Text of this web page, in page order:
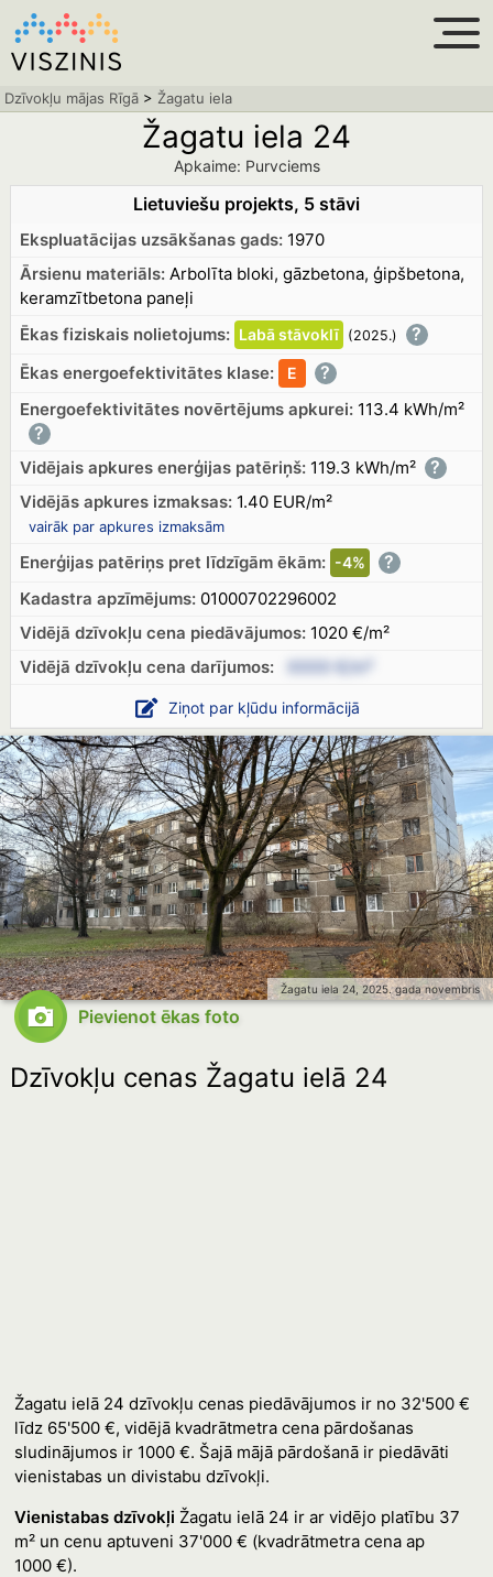
Dzīvokļu mājas Rīgā > Žagatu iela
Žagatu iela 24
Apkaime: Purvciems
Lietuviešu projekts, 5 stāvi
Ekspluatācijas uzsākšanas gads:1970
Ārsienu materiāls:Arbolīta bloki, gāzbetona, ģipšbetona,
keramzītbetona paneļi
Ēkas fiziskais nolietojums: Labāstāvoklī (2025.) ?
Ēkas energoefektivitātes klase: E ?
Energoefektivitātes novērtējums apkurei:113.4 kWh/m²
?
Vidējais apkures enerģijas patēriņš:119.3 kWh/m² ?
Vidējās apkures izmaksas:1.40 EUR/m²
vairāk par apkures izmaksām
Enerģijas patēriņs pret līdzīgām ēkām: -4% ?
Kadastra apzīmējums:01000702296002
Vidējā dzīvokļu cena piedāvājumos:1020 €/m²
Vidējā dzīvokļu cena darījumos: XXXX €/m²
Ziņot par kļūdu informācijā
Žagatu iela 24, 2025. gada novembris
Pievienot ēkas foto
Dzīvokļu cenas Žagatu ielā 24
Žagatu ielā 24 dzīvokļu cenas piedāvājumos ir no 32'500 €
līdz 65'500 €, vidējā kvadrātmetra cena pārdošanas
sludinājumos ir 1000 €. Šajā mājā pārdošanā ir piedāvāti
vienistabas un divistabu dzīvokļi.
Vienistabas dzīvokļi Žagatu ielā 24 ir ar vidējo platību 37
m² un cenu aptuveni 37'000 € (kvadrātmetra cena ap
1000 €).